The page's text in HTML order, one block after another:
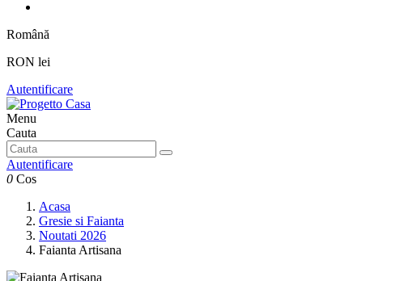
Română
RON lei
Autentificare
Menu
Cauta
Autentificare
0 Cos
Acasa
Gresie si Faianta
Noutati 2026
Faianta Artisana